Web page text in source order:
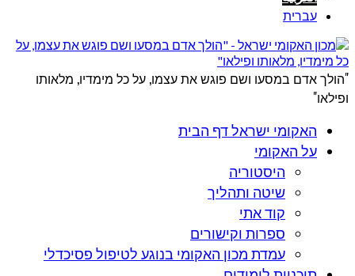
עברית
"הולך אדם במסעו ושם פוגש את עצמו, על כל מימדיו, מלאותו
ופילאו"
האקומי ישראל דף הבית
על האקומי
היסטוריה
שיטה ותהליך
קוד אתי
ספרות וקישורים
עמדת מכון האקומי בנוגע לטיפול פסיכדלי